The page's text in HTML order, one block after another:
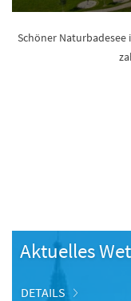
Schöner Naturbadesee
Aktuelles
DETAILS